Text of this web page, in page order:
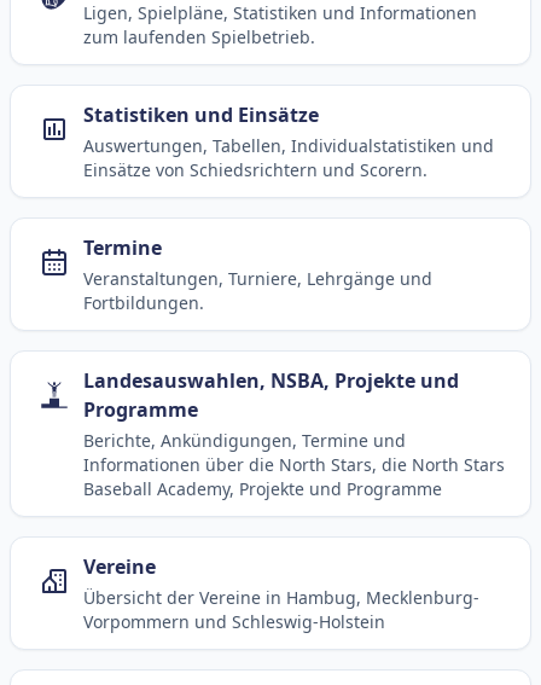
Ligen, Spielpläne, Statistiken und Informationen
zum laufenden Spielbetrieb.
Statistiken und Einsätze
Auswertungen, Tabellen, Individualstatistiken und
Einsätze von Schiedsrichtern und Scorern.
Termine
Veranstaltungen, Turniere, Lehrgänge und
Fortbildungen.
Landesauswahlen, NSBA, Projekte und
Programme
Berichte, Ankündigungen, Termine und
Informationen über die North Stars, die North Stars
Baseball Academy, Projekte und Programme
Vereine
Übersicht der Vereine in Hambug, Mecklenburg-
Vorpommern und Schleswig-Holstein